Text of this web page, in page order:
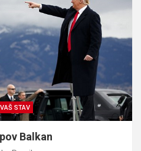
VAŠ STAV
Balkan